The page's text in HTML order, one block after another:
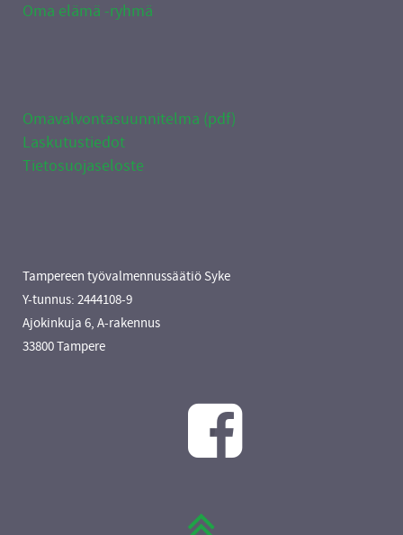
Oma elämä -ryhmä
Omavalvontasuunnitelma (pdf)
Laskutustiedot
Tietosuojaseloste
Tampereen työvalmennussäätiö Syke
Y-tunnus: 2444108-9
Ajokinkuja 6, A-rakennus
33800 Tampere